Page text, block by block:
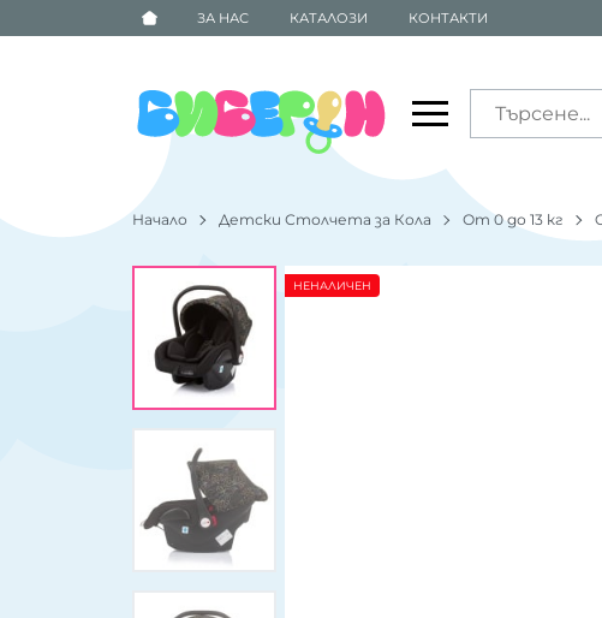
ЗА НАС КАТАЛОЗИ КОНТАКТИ
Начало Детски Столчета за Кола От 0 до 13 кг
НЕНАЛИЧЕН